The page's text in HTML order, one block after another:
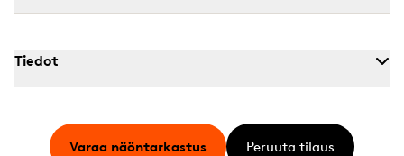
Tiedot
Varaa näöntarkastus Peruuta tilaus